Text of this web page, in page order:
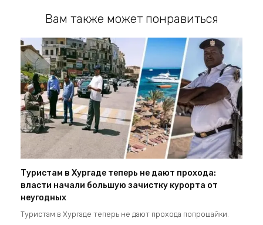
Вам также может понравиться
Туристам в Хургаде теперь не дают прохода:
власти начали большую зачистку курорта от
неугодных
Туристам в Хургаде теперь не дают прохода попрошайки.